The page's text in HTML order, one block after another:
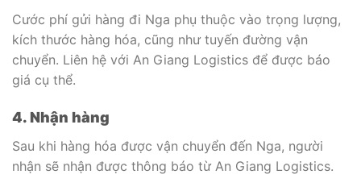
Cước phí gửi hàng đi Nga phụ thuộc vào trọng lượng,
kích thước hàng hóa, cũng như tuyến đường vận
chuyển. Liên hệ với An Giang Logistics để được báo
giá cụ thể.
4. Nhận hàng
Sau khi hàng hóa được vận chuyển đến Nga, người
nhận sẽ nhận được thông báo từ An Giang Logistics.